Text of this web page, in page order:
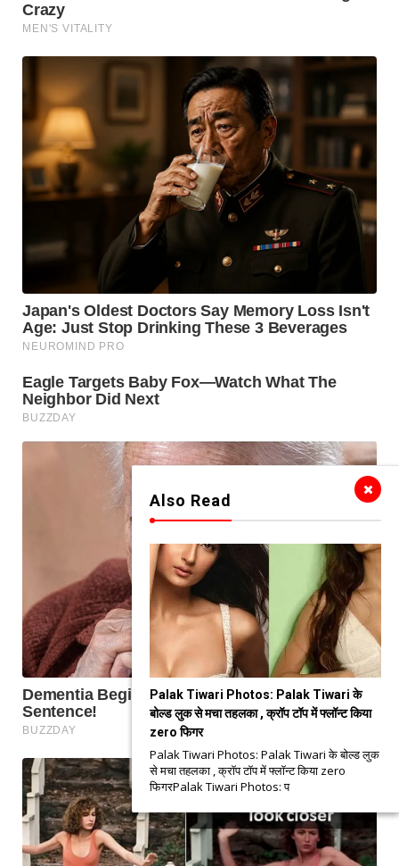
Also Read
Palak Tiwari Photos: Palak Tiwari के
बोल्ड लुक से मचा तहलका , क्रॉप टॉप में फ्लॉन्ट किया
zero फिगर
Palak Tiwari Photos: Palak Tiwari के बोल्ड लुक
से मचा तहलका , क्रॉप टॉप में फ्लॉन्ट किया zero
फिगरPalak Tiwari Photos: प